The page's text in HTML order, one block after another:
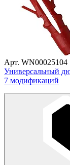
Арт. WN00025104
Универсальный
7 модификаций